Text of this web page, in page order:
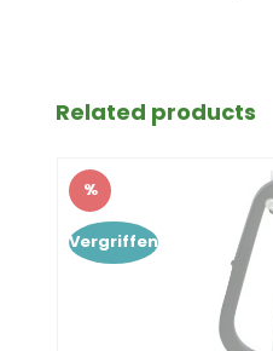
Produktgalerie überspringen
Related products
Rabatt
%
Vergriffen